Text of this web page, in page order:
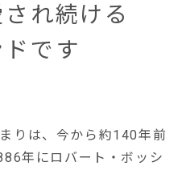
れ続ける
です
りは、今から約140年前
年にロバート・ボッシ